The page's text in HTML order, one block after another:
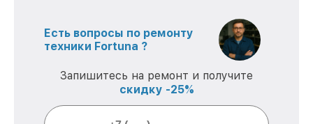
Есть вопросы по ремонту
техники Fortuna ?
Запишитесь на ремонт и получите
скидку -25%